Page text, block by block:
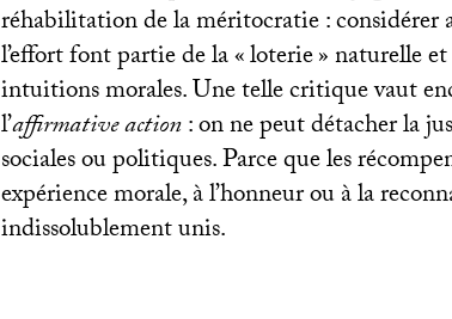
réhabilitation de la méritocratie : considérer
l’effort font partie de la «loterie» naturelle
intuitions morales. Une telle critique vaut
l’affirmative action: on ne peut détacher la
sociales ou politiques. Parce que les
expérience morale, à l’honneur ou à la
indissolublement unis.